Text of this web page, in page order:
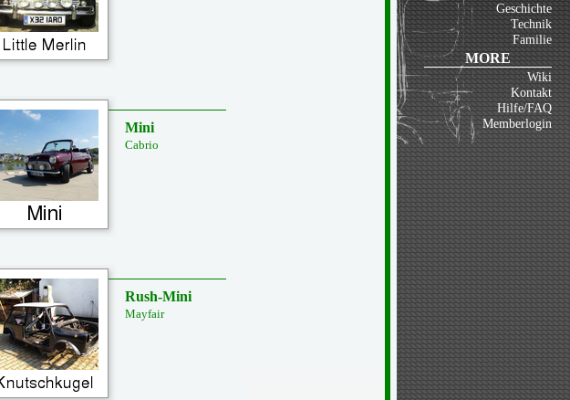
Geschichte
Technik
Familie
MORE
Wiki
Kontakt
Hilfe/FAQ
Memberlogin
Mini
Cabrio
Rush-Mini
Mayfair